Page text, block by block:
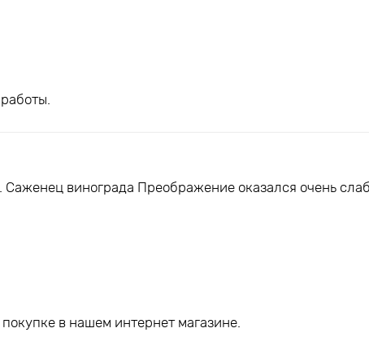
винограда Преображение оказался очень
в нашем интернет магазине.